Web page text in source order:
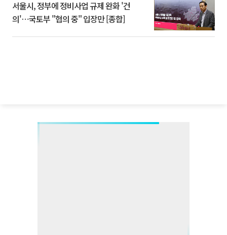
서울시, 정부에 정비사업 규제 완화 '건
의'⋯국토부 "협의 중" 입장만 [종합]